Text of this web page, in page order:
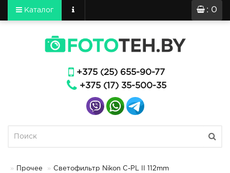
: 0
Каталог
+375 (25) 655-90-77
+375 (17) 35-500-35
Прочее Светофильтр Nikon C-PL II 112mm